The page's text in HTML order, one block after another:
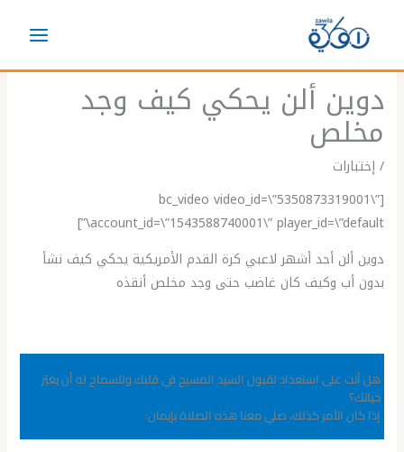
دوين ألن يحكي كيف وجد
مخلص
/إختبارات
[bc_video video_id=\”5350873319001\”
account_id=\”1543588740001\” player_id=\”default\”]
دوين ألن أحد أشهر لاعبي كرة القدم الأمريكية يحكي كيف نشأ
بدون أب وكيف كان غاضب حتى وجد مخلص أنقذه
هل أنت على استعداد لقبول السيد المسيح في قلبك وللسماح له أن يغيّر
حياتك؟
إذا كان الأمر كذلك، صلي معنا هذه الصلاة بإيمان: